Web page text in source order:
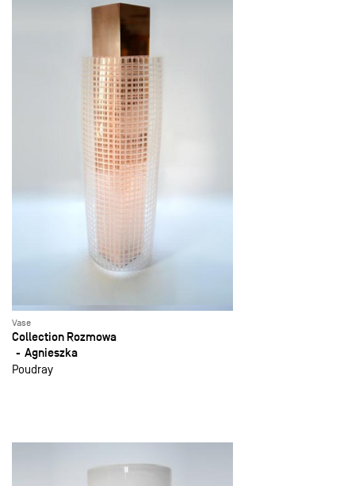
Vase
Collection Rozmowa
Agnieszka
Poudray